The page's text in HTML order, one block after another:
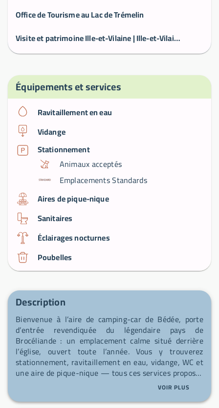
Office de Tourisme au Lac de Trémelin
Visite et patrimoine Ille-et-Vilaine | Ille-et-Vilaine Tourisme (35) en Bretagne
Équipements et services
Ravitaillement en eau
Vidange
Stationnement
Animaux acceptés
Emplacements Standards
Aires de pique-nique
Sanitaires
Éclairages nocturnes
Poubelles
Description
Bienvenue à l’aire de camping-car de Bédée, porte
d’entrée revendiquée du légendaire pays de
Brocéliande : un emplacement calme situé derrière
l’église, ouvert toute l’année. Vous y trouverez
stationnement, ravitaillement en eau, vidange, WC et
une aire de pique-nique — tous ces services proposés
sans frais. Profitez du marché du samedi matin et
découvrez un village engagé : Bédée fait partie du
VOIR PLUS